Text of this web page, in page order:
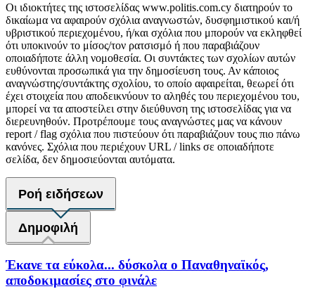
Οι ιδιοκτήτες της ιστοσελίδας www.politis.com.cy διατηρούν το
δικαίωμα να αφαιρούν σχόλια αναγνωστών, δυσφημιστικού και/ή
υβριστικού περιεχομένου, ή/και σχόλια που μπορούν να εκληφθεί
ότι υποκινούν το μίσος/τον ρατσισμό ή που παραβιάζουν
οποιαδήποτε άλλη νομοθεσία. Οι συντάκτες των σχολίων αυτών
ευθύνονται προσωπικά για την δημοσίευση τους. Αν κάποιος
αναγνώστης/συντάκτης σχολίου, το οποίο αφαιρείται, θεωρεί ότι
έχει στοιχεία που αποδεικνύουν το αληθές του περιεχομένου του,
μπορεί να τα αποστείλει στην διεύθυνση της ιστοσελίδας για να
διερευνηθούν. Προτρέπουμε τους αναγνώστες μας να κάνουν
report / flag σχόλια που πιστεύουν ότι παραβιάζουν τους πιο πάνω
κανόνες. Σχόλια που περιέχουν URL / links σε οποιαδήποτε
σελίδα, δεν δημοσιεύονται αυτόματα.
Ροή ειδήσεων
Δημοφιλή
Έκανε τα εύκολα... δύσκολα ο Παναθηναϊκός,
αποδοκιμασίες στο φινάλε